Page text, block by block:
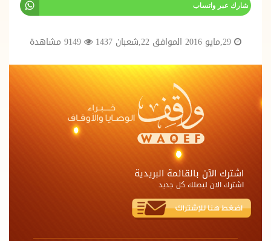
شارك عبر واتساب
اشترك الآن بالقائمة البريدية
اشترك الان ليصلك كل جديد